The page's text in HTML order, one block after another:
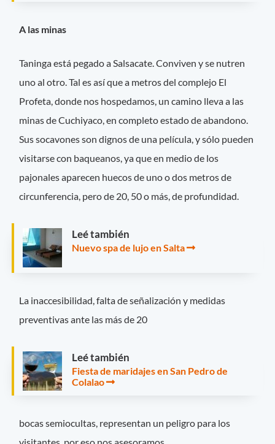
A las minas
Taninga está pegado a Salsacate. Conviven y se nutren
uno al otro. Tal es así que a metros del complejo El
Profeta, donde nos hospedamos, un camino lleva a las
minas de Cuchiyaco, en completo estado de abandono.
Sus socavones son dignos de una película, y sólo pueden
visitarse con baqueanos, ya que en medio de los
pajonales aparecen huecos de uno o dos metros de
circunferencia, pero de 20, 50 o más, de profundidad.
Leé también
Nuevo spa de lujo en Salta
La inaccesibilidad, falta de señalización y medidas
preventivas ante las más de 20
Leé también
Fiesta de maridajes en San Pedro de
Colalao
bocas semiocultas, representan un peligro para los